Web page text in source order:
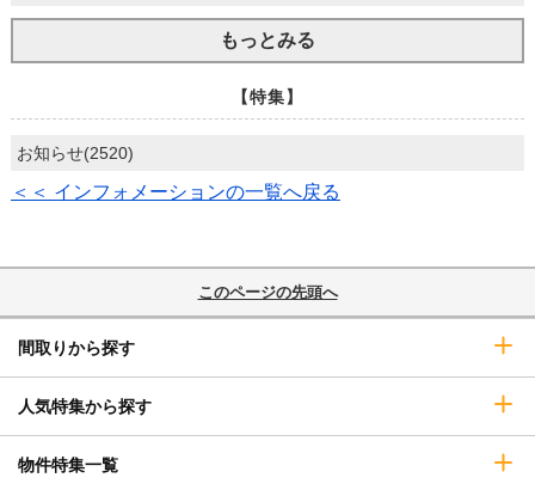
もっとみる
【特集】
お知らせ(2520)
＜＜ インフォメーションの一覧へ戻る
このページの先頭へ
間取りから探す
人気特集から探す
物件特集一覧